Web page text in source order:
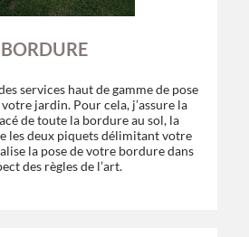
BORDURE
services haut de gamme de pose
jardin. Pour cela, j’assure la
de toute la bordure au sol, la
les deux piquets délimitant votre
la pose de votre bordure dans
des règles de l’art.